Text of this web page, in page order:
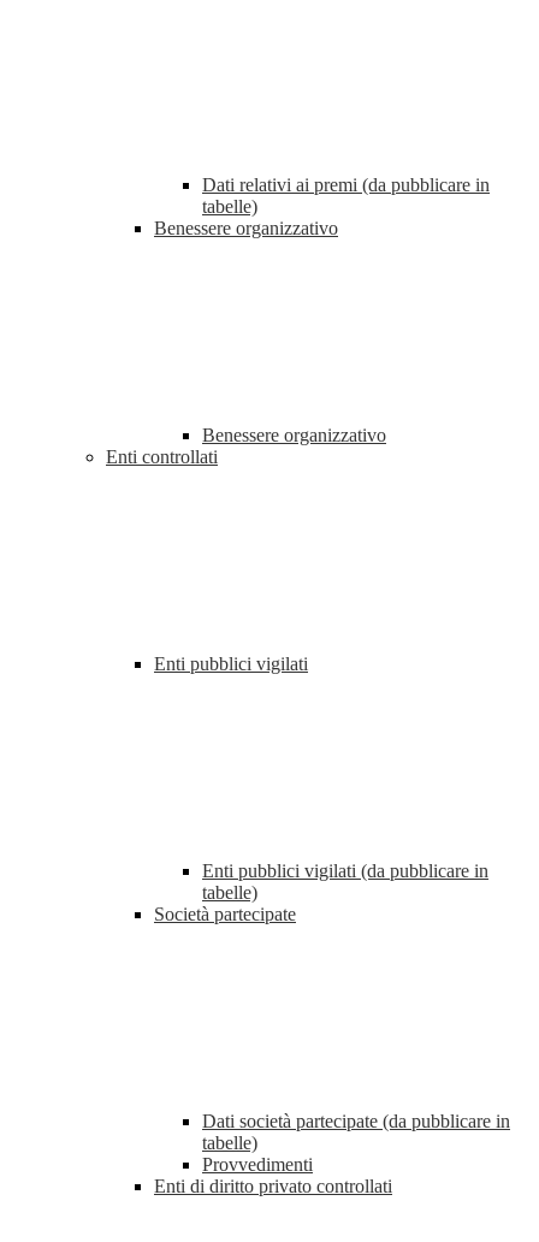
Dati relativi ai premi (da pubblicare in
tabelle)
Benessere organizzativo
Benessere organizzativo
Enti controllati
Enti pubblici vigilati
Enti pubblici vigilati (da pubblicare in
tabelle)
Società partecipate
Dati società partecipate (da pubblicare in
tabelle)
Provvedimenti
Enti di diritto privato controllati